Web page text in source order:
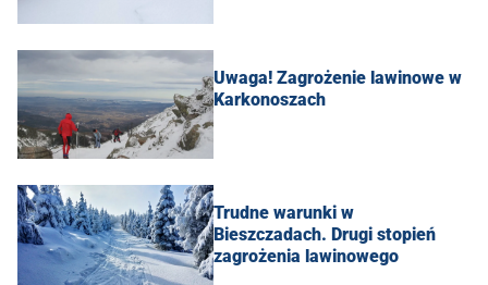
Uwaga! Zagrożenie lawinowe w
Karkonoszach
Trudne warunki w
Bieszczadach. Drugi stopień
zagrożenia lawinowego